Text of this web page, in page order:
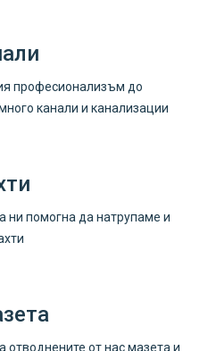
професионализъм до
канали и канализации
ни помогна да натрупаме и
отводнените от нас мазета и